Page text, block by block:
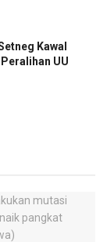
Kawal
UU